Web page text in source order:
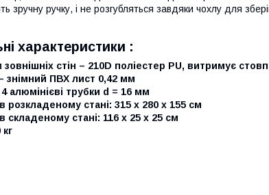
зручну ручку, і не розгубляться завдяки чохлу для
характеристики :
зовнішніх стін – 210D поліестер PU, витримує
знімний ПВХ лист 0,42 мм
алюмінієві трубки d = 16 мм
розкладеному стані: 315 x 280 x 155 см
складеному стані: 116 x 25 x 25 см